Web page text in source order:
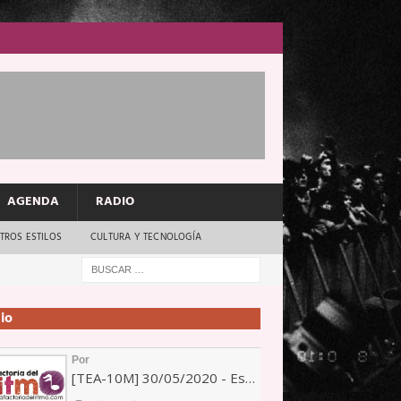
AGENDA RADIO
ESTILOS CULTURA Y TECNOLOGÍA